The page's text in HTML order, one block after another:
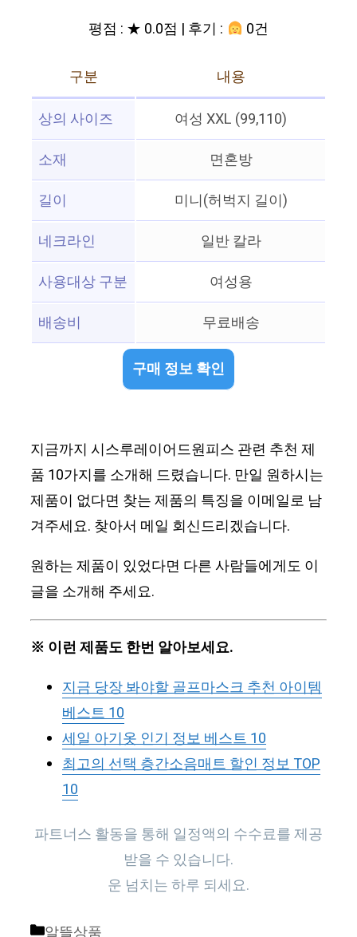
평점 : ★ 0.0점 | 후기 :
0건
구분
내용
상의 사이즈
여성 XXL (99,110)
소재
면혼방
길이
미니(허벅지 길이)
네크라인
일반 칼라
사용대상 구분
여성용
배송비
무료배송
구매 정보 확인
지금까지 시스루레이어드원피스 관련 추천 제
품 10가지를 소개해 드렸습니다. 만일 원하시는
제품이 없다면 찾는 제품의 특징을 이메일로 남
겨주세요. 찾아서 메일 회신드리겠습니다.
원하는 제품이 있었다면 다른 사람들에게도 이
글을 소개해 주세요.
※ 이런 제품도 한번 알아보세요.
지금 당장 봐야할 골프마스크 추천 아이템
베스트 10
세일 아기옷 인기 정보 베스트 10
최고의 선택 층간소음매트 할인 정보 TOP
10
파트너스 활동을 통해 일정액의 수수료를 제공
받을 수 있습니다.
운 넘치는 하루 되세요.
Categories